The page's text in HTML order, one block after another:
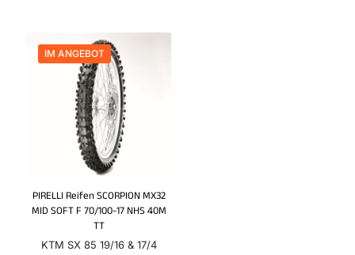
IM ANGEBOT
PIRELLI Reifen SCORPION MX32
MID SOFT F 70/100-17 NHS 40M
TT
KTM SX 85 19/16 & 17/4